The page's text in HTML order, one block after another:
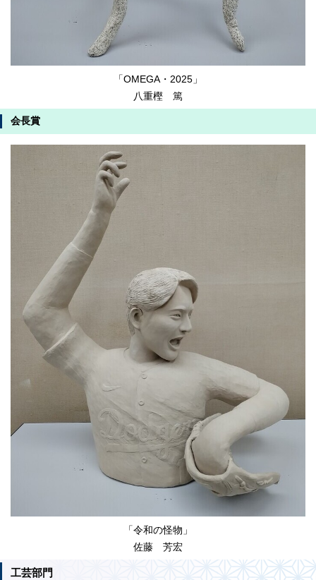
「OMEGA・2025」
八重樫 篤
会長賞
「令和の怪物」
佐藤 芳宏
工芸部門